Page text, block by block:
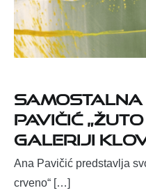
Pavičić
Galeriji
Ana Pavičić predstavlja
crveno“ […]